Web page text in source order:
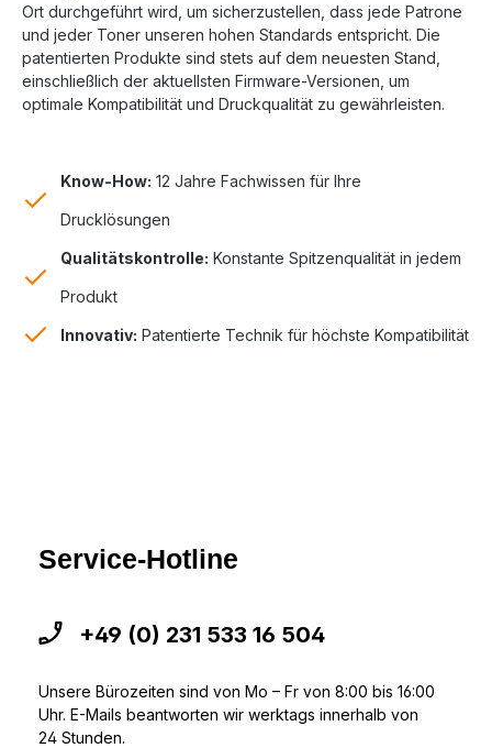
Ort durchgeführt wird, um sicherzustellen, dass jede Patrone
und jeder Toner unseren hohen Standards entspricht. Die
patentierten Produkte sind stets auf dem neuesten Stand,
einschließlich der aktuellsten Firmware-Versionen, um
optimale Kompatibilität und Druckqualität zu gewährleisten.
Know-How: 12 Jahre Fachwissen für Ihre
Drucklösungen
Qualitätskontrolle: Konstante Spitzenqualität in jedem
Produkt
Innovativ: Patentierte Technik für höchste Kompatibilität
Service-Hotline
+49 (0) 231 533 16 504
Unsere Bürozeiten sind von Mo – Fr von 8:00 bis 16:00
Uhr. E-Mails beantworten wir werktags innerhalb von
24 Stunden.